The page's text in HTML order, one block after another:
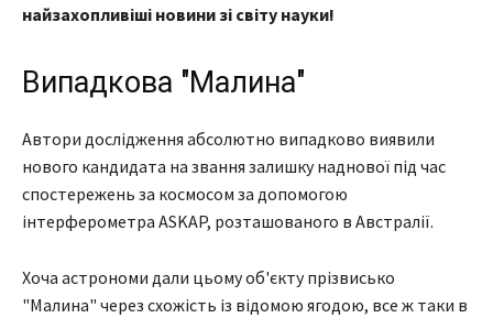
найзахопливіші новини зі світу науки!
Випадкова "Малина"
Автори дослідження абсолютно випадково виявили
нового кандидата на звання залишку наднової під час
спостережень за космосом за допомогою
інтерферометра ASKAP, розташованого в Австралії.
Хоча астрономи дали цьому об'єкту прізвисько
"Малина" через схожість із відомою ягодою, все ж таки в